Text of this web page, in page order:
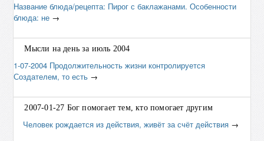
Название блюда/рецепта: Пирог с баклажанами. Особенности
блюда: не →
Мысли на день за июль 2004
1-07-2004 Продолжительность жизни контролируется
Создателем, то есть →
2007-01-27 Бог помогает тем, кто помогает другим
Человек рождается из действия, живёт за счёт действия →